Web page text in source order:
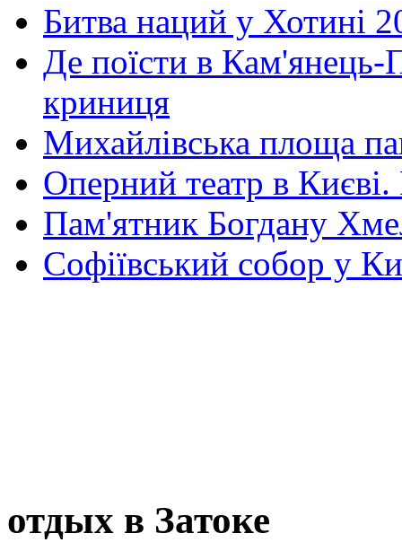
Битва наций у Хотині
Де поїсти в Кам'янець-
криниця
Михайлівська площа
Оперний театр в
Пам'ятник Богдану
Софіївський собор у
отдых в Затоке